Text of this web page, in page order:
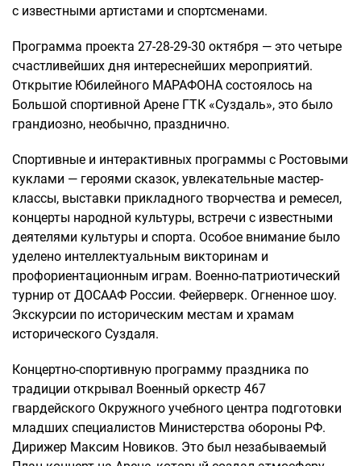
с известными артистами и спортсменами.
Программа проекта 27-28-29-30 октября — это четыре
счастливейших дня интереснейших мероприятий.
Открытие Юбилейного МАРАФОНА состоялось на
Большой спортивной Арене ГТК «Суздаль», это было
грандиозно, необычно, празднично.
Спортивные и интерактивных программы с Ростовыми
куклами — героями сказок, увлекательные мастер-
классы, выставки прикладного творчества и ремесел,
концерты народной культуры, встречи с известными
деятелями культуры и спорта. Особое внимание было
уделено интеллектуальным викторинам и
профориентационным играм. Военно-патриотический
турнир от ДОСААФ России. Фейерверк. Огненное шоу.
Экскурсии по историческим местам и храмам
исторического Суздаля.
Концертно-спортивную программу праздника по
традиции открывал Военный оркестр 467
гвардейского Окружного учебного центра подготовки
младших специалистов Министерства обороны РФ.
Дирижер Максим Новиков. Это был незабываемый